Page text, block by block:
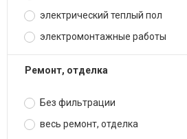
электрический теплый пол
электромонтажные работы
ремонт, отделка
Без фильтрации
весь ремонт, отделка